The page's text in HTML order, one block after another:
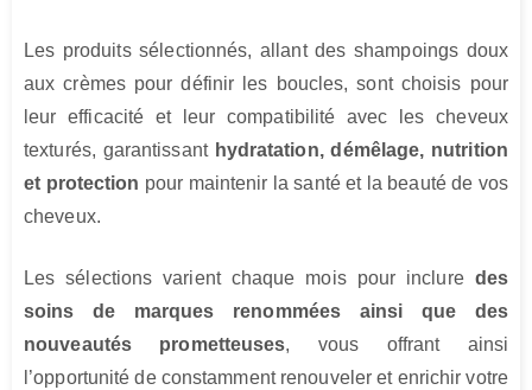
Les produits sélectionnés, allant des shampoings doux
aux crèmes pour définir les boucles, sont choisis pour
leur efficacité et leur compatibilité avec les cheveux
texturés, garantissant hydratation, démêlage, nutrition
et protection pour maintenir la santé et la beauté de vos
cheveux.
Les sélections varient chaque mois pour inclure des
soins de marques renommées ainsi que des
nouveautés prometteuses, vous offrant ainsi
l’opportunité de constamment renouveler et enrichir votre